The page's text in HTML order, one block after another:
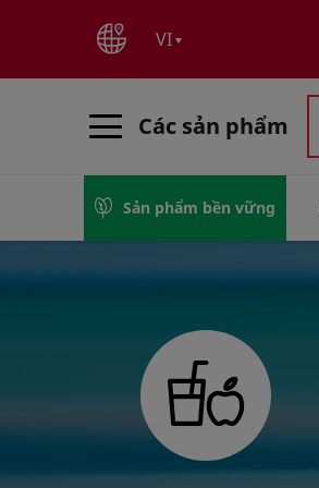
VI
Các sản phẩm
Sản phẩm bền vững